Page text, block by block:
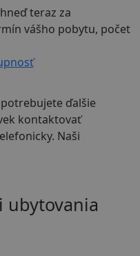
teraz za
vášho pobytu, počet
ďalšie
kontaktovať
Naši
ubytovania